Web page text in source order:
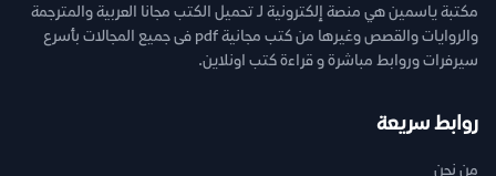
مكتبة ياسمين هي منصة إلكترونية لـ تحميل الكتب مجانا العربية والمترجمة
والروايات والقصص وغيرها من كتب مجانية pdf فى جميع المجالات بأسرع
سيرفرات وروابط مباشرة و قراءة كتب اونلاين.
روابط سريعة
من نحن